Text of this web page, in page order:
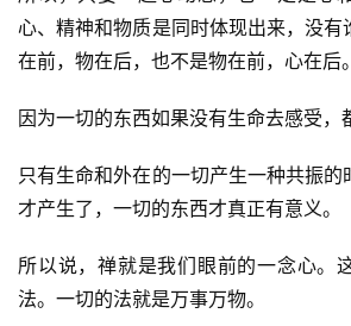
心、精神和物质是同时体现出来，没有
在前，物在后，也不是物在前，心在后。
因为一切的东西如果没有生命去感受，
只有生命和外在的一切产生一种共振的
才产生了，一切的东西才真正有意义。
所以说，禅就是我们眼前的一念心。
法。一切的法就是万事万物。